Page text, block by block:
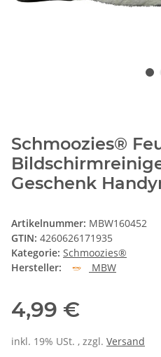
Schmoozies®
Geschenk
Artikelnummer: MBW160452
GTIN: 4260626171935
Kategorie: Schmoozies®
Hersteller:
MBW
4,99 €
inkl. 19% USt. , zzgl. Versand